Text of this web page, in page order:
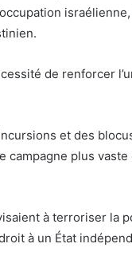
de renforcer
et des
campagne plus vaste
à terroriser la
à un État